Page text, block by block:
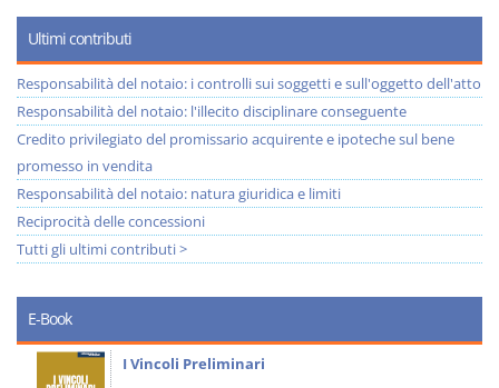
Ultimi contributi
Responsabilità del notaio: i controlli sui soggetti e sull'oggetto dell'atto
Responsabilità del notaio: l'illecito disciplinare conseguente
Credito privilegiato del promissario acquirente e ipoteche sul bene
promesso in vendita
Responsabilità del notaio: natura giuridica e limiti
Reciprocità delle concessioni
Tutti gli ultimi contributi >
E-Book
I Vincoli Preliminari